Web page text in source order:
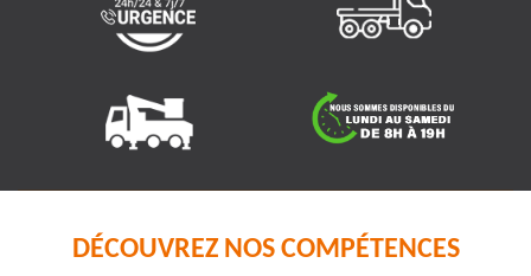
DÉCOUVREZ NOS COMPÉTENCES